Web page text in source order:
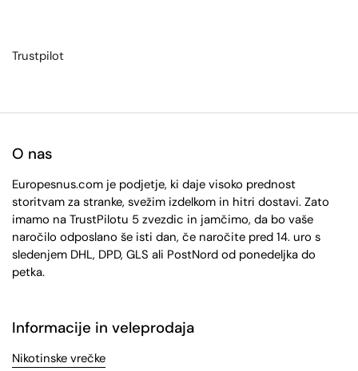
Trustpilot
O nas
Europesnus.com je podjetje, ki daje visoko prednost
storitvam za stranke, svežim izdelkom in hitri dostavi. Zato
imamo na TrustPilotu 5 zvezdic in jamčimo, da bo vaše
naročilo odposlano še isti dan, če naročite pred 14. uro s
sledenjem DHL, DPD, GLS ali PostNord od ponedeljka do
petka.
Informacije in veleprodaja
Nikotinske vrečke